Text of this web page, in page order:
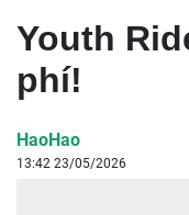
Youth
phí!
HaoHao
13:42 23/05/2026